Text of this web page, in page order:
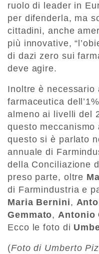
ruolo di leader in
per difenderla, ma
cittadini, anche
più innovative,
di dazi zero sui
deve agire.
Inoltre è necessario
farmaceutica
almeno ai livelli del
questo
questo si è parlato
annuale di
della Conciliazione
preso parte, oltre
di Farmindustria e
Maria Bernini,
Gemmato,Antonio
Ecco le foto di
(Foto di Umberto